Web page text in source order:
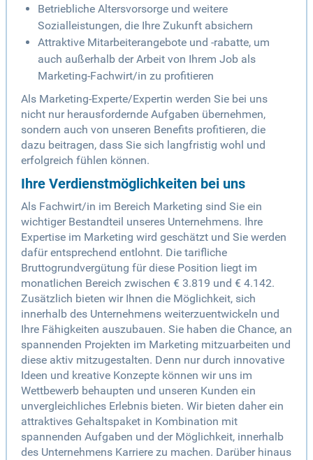
Betriebliche Altersvorsorge und weitere
Sozialleistungen, die Ihre Zukunft absichern
Attraktive Mitarbeiterangebote und -rabatte, um
auch außerhalb der Arbeit von Ihrem Job als
Marketing-Fachwirt/in zu profitieren
Als Marketing-Experte/Expertin werden Sie bei uns
nicht nur herausfordernde Aufgaben übernehmen,
sondern auch von unseren Benefits profitieren, die
dazu beitragen, dass Sie sich langfristig wohl und
erfolgreich fühlen können.
Ihre Verdienstmöglichkeiten bei uns
Als Fachwirt/in im Bereich Marketing sind Sie ein
wichtiger Bestandteil unseres Unternehmens. Ihre
Expertise im Marketing wird geschätzt und Sie werden
dafür entsprechend entlohnt. Die tarifliche
Bruttogrundvergütung für diese Position liegt im
monatlichen Bereich zwischen € 3.819 und € 4.142.
Zusätzlich bieten wir Ihnen die Möglichkeit, sich
innerhalb des Unternehmens weiterzuentwickeln und
Ihre Fähigkeiten auszubauen. Sie haben die Chance, an
spannenden Projekten im Marketing mitzuarbeiten und
diese aktiv mitzugestalten. Denn nur durch innovative
Ideen und kreative Konzepte können wir uns im
Wettbewerb behaupten und unseren Kunden ein
unvergleichliches Erlebnis bieten. Wir bieten daher ein
attraktives Gehaltspaket in Kombination mit
spannenden Aufgaben und der Möglichkeit, innerhalb
des Unternehmens Karriere zu machen. Darüber hinaus